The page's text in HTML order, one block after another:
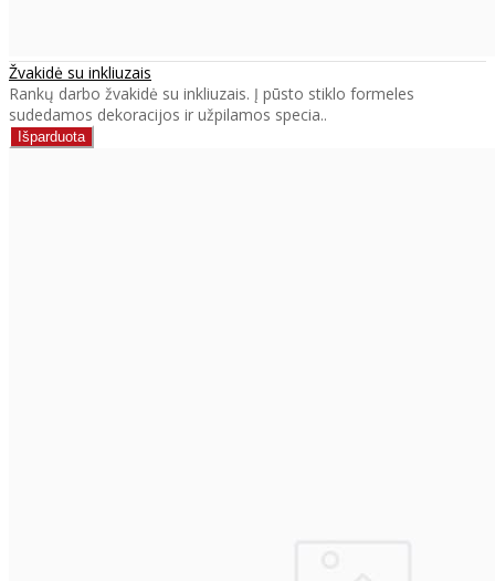
Žvakidė su inkliuzais
Rankų darbo žvakidė su inkliuzais. Į pūsto stiklo formeles
sudedamos dekoracijos ir užpilamos specia..